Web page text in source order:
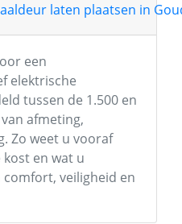
laten plaatsen in
een
elektrische
tussen de 1.500 en
afmeting,
Zo weet u vooraf
en wat u
veiligheid en